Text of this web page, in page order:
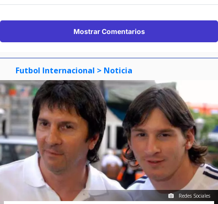
Mostrar Comentarios
Futbol Internacional > Noticia
Redes Sociales